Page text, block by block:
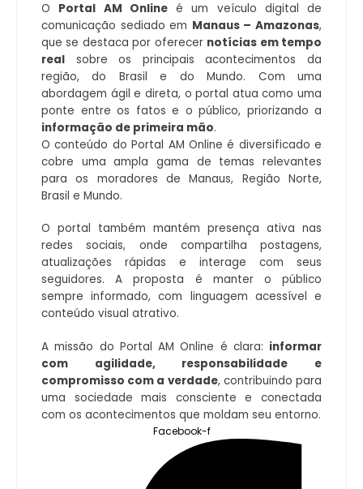
O Portal AM Onlineé um veículo digital de
comunicação sediado em Manaus – Amazonas,
que se destaca por oferecer notícias em tempo
real sobre os principais acontecimentos da
região, do Brasil e do Mundo. Com uma
abordagem ágil e direta, o portal atua como uma
ponte entre os fatos e o público, priorizando a
informação de primeira mão.
O conteúdo do Portal AM Online é diversificado e
cobre uma ampla gama de temas relevantes
para os moradores de Manaus, Região Norte,
Brasil e Mundo.
O portal também mantém presença ativa nas
redes sociais, onde compartilha postagens,
atualizações rápidas e interage com seus
seguidores. A proposta é manter o público
sempre informado, com linguagem acessível e
conteúdo visual atrativo.
A missão do Portal AM Online é clara: informar
com agilidade, responsabilidade e
compromisso com a verdade, contribuindo para
uma sociedade mais consciente e conectada
com os acontecimentos que moldam seu entorno.
Facebook-f